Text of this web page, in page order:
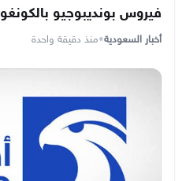
فيروس بونديبوجيو بالكونغو
أخبار السعودية•منذ دقيقة واحدة